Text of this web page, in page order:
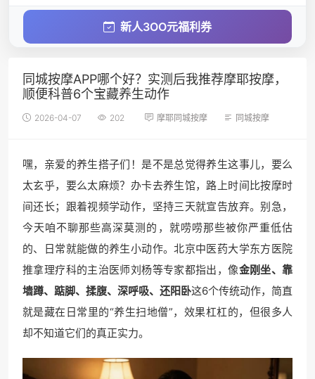
新人3OO元福利券
同城按摩APP哪个好？实测后我推荐摩耶按摩，
顺便科普6个宝藏养生动作
2026-04-07 202 摩耶同城按摩 同城按摩
嘿，亲爱的养生搭子们！是不是总觉得养生这事儿，要么
太玄乎，要么太麻烦？办卡去养生馆，路上时间比按摩时
间还长；跟着视频学动作，坚持三天就宣告放弃。别急，
今天咱不聊那些高深莫测的，就唠唠那些被你严重低估
的、日常就能做的养生小动作。北京中医药大学东方医院
推拿理疗科的主治医师刘杨等专家都指出，像金刚坐、靠
墙蹲、踮脚、揉腹、深呼吸、还阳卧这6个传统动作，简直
就是藏在日常里的“养生扫地僧”，效果杠杠的，但很多人
却不知道它们的真正实力。